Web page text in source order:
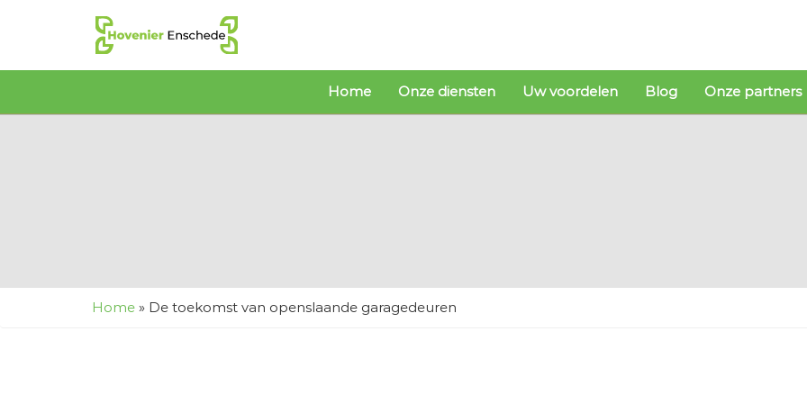
Home Onze diensten Uw voordelen Blog Onze partners
Home » De toekomst van openslaande garagedeuren